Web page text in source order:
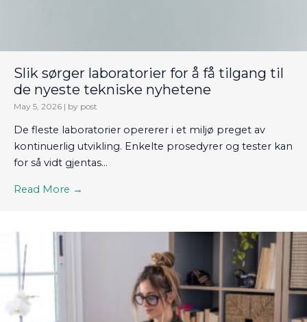
Slik sørger laboratorier for å få tilgang til
de nyeste tekniske nyhetene
May 5, 2026 | by post
De fleste laboratorier opererer i et miljø preget av
kontinuerlig utvikling. Enkelte prosedyrer og tester kan
for så vidt gjentas...
Read More →